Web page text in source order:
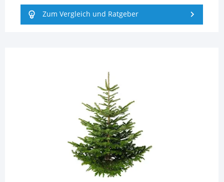
Zum Vergleich und Ratgeber